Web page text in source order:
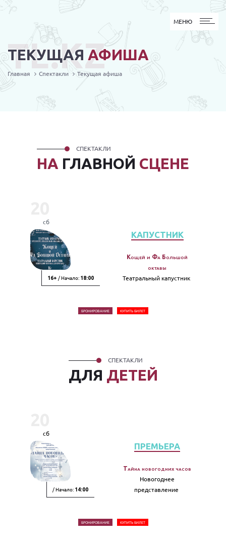
МЕНЮ
МЕНЮ
ТЕКУЩАЯ АФИША
TL.KZ
Главная Спектакли Текущая афиша
НА ГЛАВНОЙ СЦЕНЕ
СПЕКТАКЛИ
сб
16+ / Начало: 18:00
КАПУСТНИК
Кощей и Фа Большой
октавы
Театральный капустник
БРОНИРОВАНИЕ КУПИТЬ БИЛЕТ
ДЛЯ ДЕТЕЙ
СПЕКТАКЛИ
сб
/ Начало: 14:00
ПРЕМЬЕРА
Тайна новогодних часов
Новогоднее
представление
БРОНИРОВАНИЕ КУПИТЬ БИЛЕТ